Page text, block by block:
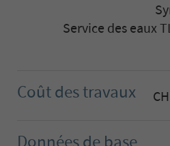
Service des eaux
Coût des travaux